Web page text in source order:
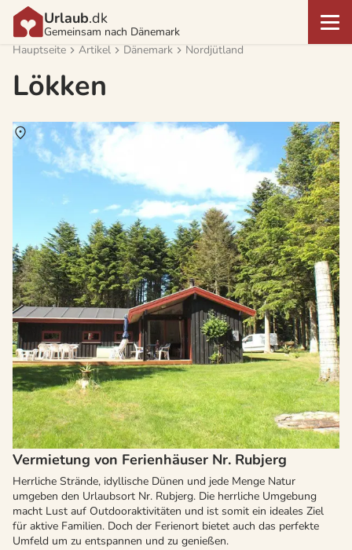
Urlaub.dk
Gemeinsam nach Dänemark
Hauptseite
Artikel Dänemark Nordjütland
Lökken
Vermietung von Ferienhäuser Nr. Rubjerg
Herrliche Strände, idyllische Dünen und jede Menge Natur
umgeben den Urlaubsort Nr. Rubjerg. Die herrliche Umgebung
macht Lust auf Outdooraktivitäten und ist somit ein ideales Ziel
für aktive Familien. Doch der Ferienort bietet auch das perfekte
Umfeld um zu entspannen und zu genießen.
ÜberNr. Rubjerg